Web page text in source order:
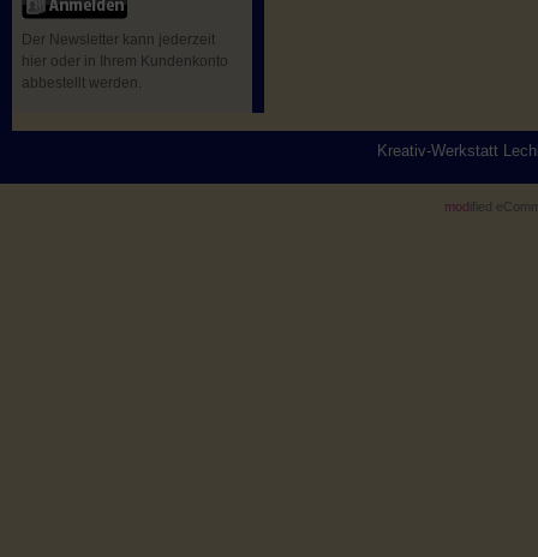
Der Newsletter kann jederzeit
hier oder in Ihrem Kundenkonto
abbestellt werden.
Kreativ-Werkstatt
mod ified